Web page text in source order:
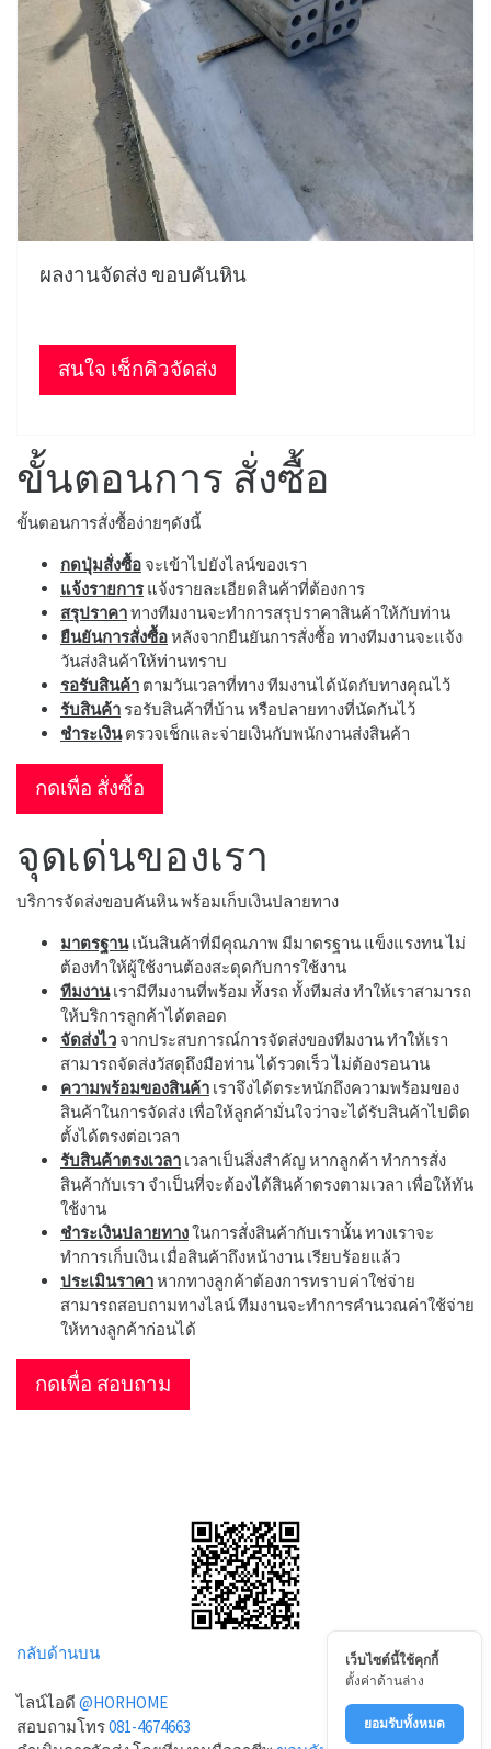
ผลงานจัดส่ง ขอบคันหิน
สนใจ เช็กคิวจัดส่ง
ขั้นตอนการ สั่งซื้อ
ขั้นตอนการสั่งซื้อง่ายๆดังนี้
กดปุ่มสั่งซื้อ จะเข้าไปยังไลน์ของเรา
แจ้งรายการแจ้งรายละเอียดสินค้าที่ต้องการ
สรุปราคาทางทีมงานจะทำการสรุปราคาสินค้าให้กับท่าน
ยืนยันการสั่งซื้อหลังจากยืนยันการสั่งซื้อ ทางทีมงานจะแจ้ง
วันส่งสินค้าให้ท่านทราบ
รอรับสินค้า ตามวันเวลาที่ทาง ทีมงานได้นัดกับทางคุณไว้
รับสินค้า รอรับสินค้าที่บ้าน หรือปลายทางที่นัดกันไว้
ชำระเงินตรวจเช็กและจ่ายเงินกับพนักงานส่งสินค้า
กดเพื่อ สั่งซื้อ
จุดเด่นของเรา
บริการจัดส่งขอบคันหิน พร้อมเก็บเงินปลายทาง
มาตรฐานเน้นสินค้าที่มีคุณภาพ มีมาตรฐาน แข็งแรงทน ไม่
ต้องทำให้ผู้ใช้งานต้องสะดุดกับการใช้งาน
ทีมงานเรามีทีมงานที่พร้อม ทั้งรถ ทั้งทีมส่ง ทำให้เราสามารถ
ให้บริการลูกค้าได้ตลอด
จัดส่งไว จากประสบการณ์การจัดส่งของทีมงาน ทำให้เรา
สามารถจัดส่งวัสดุถึงมือท่าน ได้รวดเร็ว ไม่ต้องรอนาน
ความพร้อมของสินค้า เราจึงได้ตระหนักถึงความพร้อมของ
สินค้าในการจัดส่ง เพื่อให้ลูกค้ามั่นใจว่าจะได้รับสินค้าไปติด
ตั้งได้ตรงต่อเวลา
รับสินค้าตรงเวลา เวลาเป็นสิ่งสำคัญ หากลูกค้า ทำการสั่ง
สินค้ากับเรา จำเป็นที่จะต้องได้สินค้าตรงตามเวลา เพื่อให้ทัน
ใช้งาน
ชำระเงินปลายทางในการสั่งสินค้ากับเรานั้น ทางเราจะ
ทำการเก็บเงิน เมื่อสินค้าถึงหน้างาน เรียบร้อยแล้ว
ประเมินราคาหากทางลูกค้าต้องการทราบค่าใช่จ่าย
สามารถสอบถามทางไลน์ ทีมงานจะทำการคำนวณค่าใช้จ่าย
ให้ทางลูกค้าก่อนได้
กดเพื่อ สอบถาม
กลับด้านบน
ไลน์ไอดี @HORHOME
สอบถามโทร081-4674663
เว็บไซต์นี้ใช้คุกกี้
ตั้งค่าด้านล่าง
ยอมรับทั้งหมด